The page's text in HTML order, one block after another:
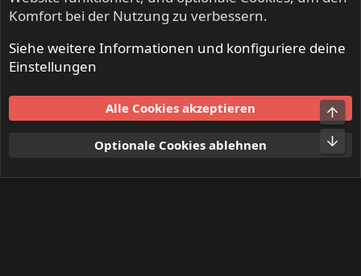
NO SLEEP TILL LIVE - Festivals & Open Airs
Nutzungsbedingungen
Datenschutz
S
Komfort bei der Nutzung zu verbessern.
Siehe weitere Informationen und konfiguriere deine
Einstellungen
Alle Cookies akzeptieren
Optionale Cookies ablehnen